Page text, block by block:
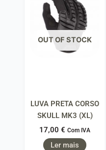
OUT OF STOCK
LUVA PRETA CORSO
SKULL MK3 (XL)
17,00 € Com IVA
Ler mais